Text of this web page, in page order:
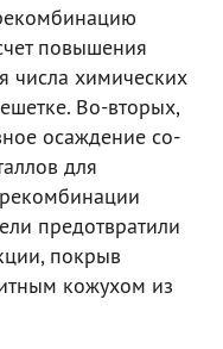
повышения
числа химических
Во-вторых,
осаждение со-
для
предотвратили
покрыв
кожухом из